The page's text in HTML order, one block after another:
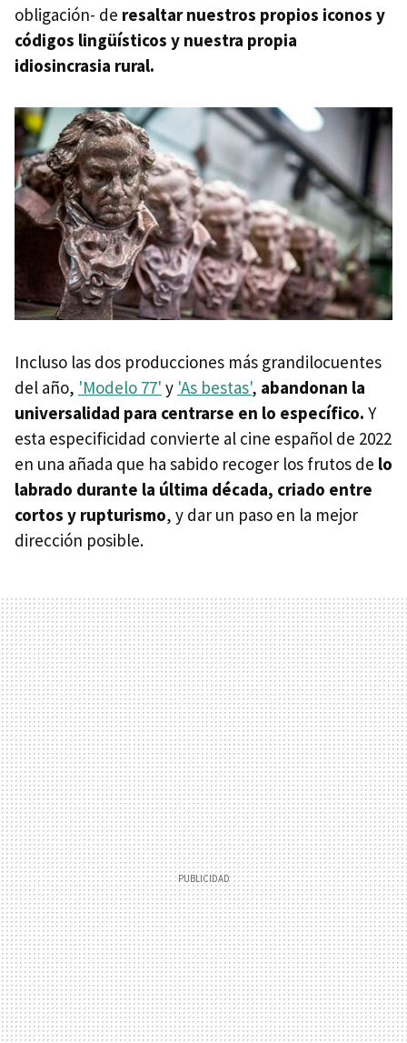
obligación- de resaltar nuestros propios iconos y
códigos lingüísticos y nuestra propia
idiosincrasia rural.
Incluso las dos producciones más grandilocuentes
del año, 'Modelo 77' y 'As bestas', abandonan la
universalidad para centrarse en lo específico. Y
esta especificidad convierte al cine español de 2022
en una añada que ha sabido recoger los frutos de lo
labrado durante la última década, criado entre
cortos y rupturismo, y dar un paso en la mejor
dirección posible.